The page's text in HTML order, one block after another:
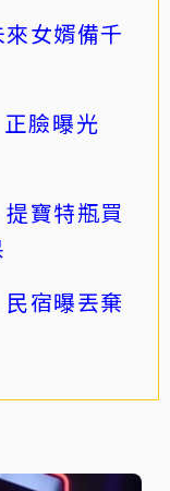
女婿備千
正臉曝光
寶特瓶買
宿曝丟棄